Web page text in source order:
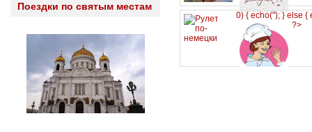
Поездки по святым местам
0) { echo(''); } else {
?>